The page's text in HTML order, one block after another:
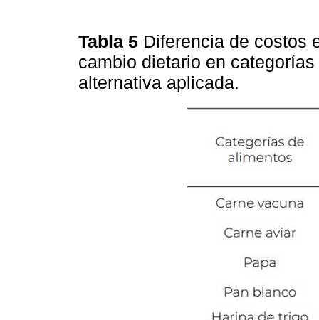
Tabla 5 Diferencia de costos
cambio dietario en
alternativa aplicada.